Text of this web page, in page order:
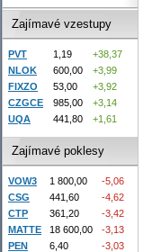
Zajímavé vzestupy
PVT 1,19
+38,37
NLOK
600,00
+3,99
FIXZO
53,00
+3,92
CZGCE
985,00
+3,14
UQA
441,80 +1,61
Zajímavé poklesy
VOW3 1 800,00
-5,06
CSG
441,60
-4,62
CTP
361,20
-3,42
MATTE
18 600,00
-3,13
PEN
6,40 -3,03